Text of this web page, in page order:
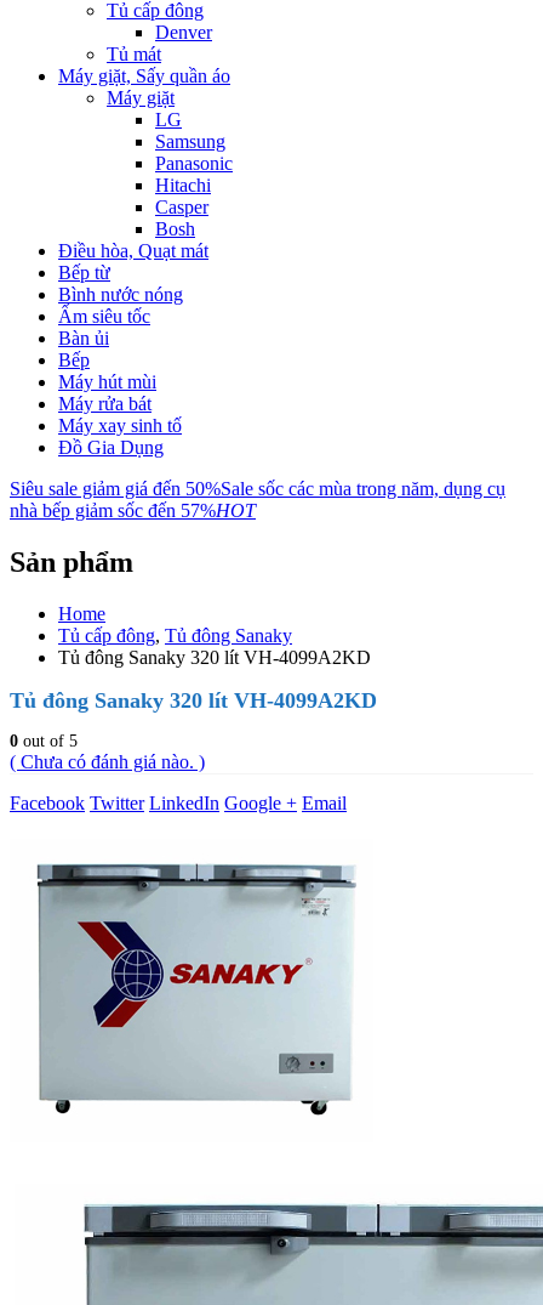
Tủ cấp đông
Denver
Tủ mát
Máy giặt, Sấy quần áo
Máy giặt
LG
Samsung
Panasonic
Hitachi
Casper
Bosh
Điều hòa, Quạt mát
Bếp từ
Bình nước nóng
Ấm siêu tốc
Bàn ủi
Bếp
Máy hút mùi
Máy rửa bát
Máy xay sinh tố
Đồ Gia Dụng
Siêu sale giảm giá đến 50%Sale sốc các mùa trong năm, dụng cụ
nhà bếp giảm sốc đến 57%HOT
Sản phẩm
Home
Tủ cấp đông, Tủ đông Sanaky
Tủ đông Sanaky 320 lít VH-4099A2KD
Tủ đông Sanaky 320 lít VH-4099A2KD
0 out of 5
( Chưa có đánh giá nào. )
Facebook Twitter LinkedIn Google + Email